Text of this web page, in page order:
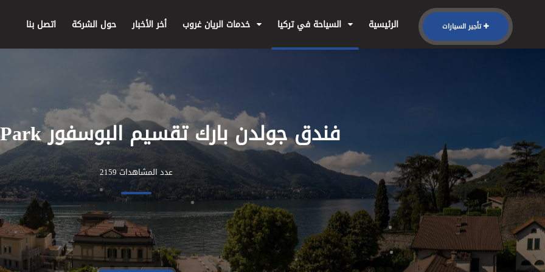
تأجير السيارات الرئيسية أخر الأخبار حول الشركة اتصل بنا
فندق جولدن بارك تقسيم البوسفور Golden Park
عدد المشاهدات 2159